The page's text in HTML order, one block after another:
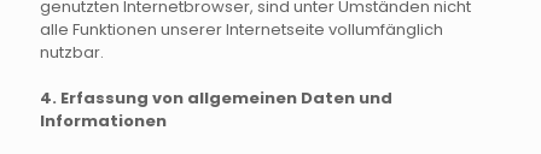
genutzten Internetbrowser, sind unter Umständen nicht
alle Funktionen unserer Internetseite vollumfänglich
nutzbar.
4. Erfassung von allgemeinen Daten und
Informationen